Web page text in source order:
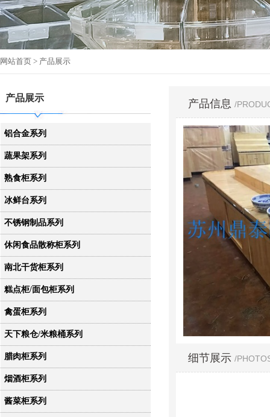
网站首页 > 产品展示
产品展示
铝合金系列
蔬果架系列
熟食柜系列
冰鲜台系列
不锈钢制品系列
休闲食品散称柜系列
南北干货柜系列
糕点柜/面包柜系列
禽蛋柜系列
天下粮仓/米粮桶系列
腊肉柜系列
烟酒柜系列
酱菜柜系列
产品信息 /
细节展示 /